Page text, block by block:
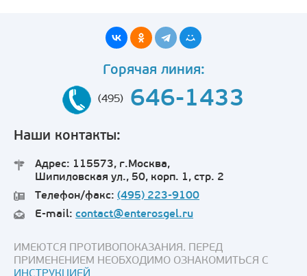
Горячая линия:
(495) 646-1433
Наши контакты:
Адрес: 115573, г.Москва,
Шипиловская ул., 50, корп. 1, стр. 2
Телефон/факс: (495) 223-9100
E-mail: contact@enterosgel.ru
ИМЕЮТСЯ ПРОТИВОПОКАЗАНИЯ. ПЕРЕД
ПРИМЕНЕНИЕМ НЕОБХОДИМО ОЗНАКОМИТЬСЯ С
ИНСТРУКЦИЕЙ